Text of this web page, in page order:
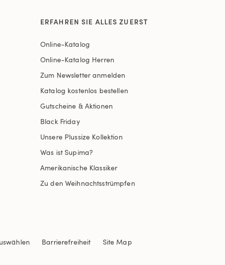
ERFAHREN SIE ALLES ZUERST
Online-Katalog
Online-Katalog Herren
Zum Newsletter anmelden
Katalog kostenlos bestellen
Gutscheine & Aktionen
Black Friday
Unsere Plussize Kollektion
Was ist Supima?
Amerikanische Klassiker
Zu den Weihnachtsstrümpfen
Barrierefreiheit
Site Map